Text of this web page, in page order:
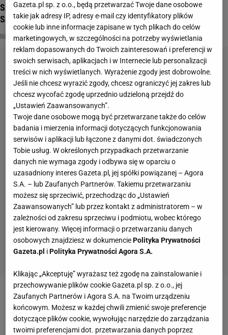
Szykuj się na niezapomniane przygody! Poznaj kolekcję
Salomon jesień-zima 2023/24
MATERIAŁ PROMOCYJNY PR
Gazeta.pl sp. z o.o., będą przetwarzać Twoje dane osobowe
takie jak adresy IP, adresy e-mail czy identyfikatory plików
cookie lub inne informacje zapisane w tych plikach do celów
marketingowych, w szczególności na potrzeby wyświetlania
reklam dopasowanych do Twoich zainteresowań i preferencji w
swoich serwisach, aplikacjach i w Internecie lub personalizacji
treści w nich wyświetlanych. Wyrażenie zgody jest dobrowolne.
Jeśli nie chcesz wyrazić zgody, chcesz ograniczyć jej zakres lub
chcesz wycofać zgodę uprzednio udzieloną przejdź do
„Ustawień Zaawansowanych”.
Twoje dane osobowe mogą być przetwarzane także do celów
badania i mierzenia informacji dotyczących funkcjonowania
serwisów i aplikacji lub łączone z danymi dot. świadczonych
Tobie usług. W określonych przypadkach przetwarzanie
danych nie wymaga zgody i odbywa się w oparciu o
uzasadniony interes Gazeta.pl, jej spółki powiązanej – Agora
S.A. – lub Zaufanych Partnerów. Takiemu przetwarzaniu
możesz się sprzeciwić, przechodząc do „Ustawień
Zaawansowanych” lub przez kontakt z administratorem – w
zależności od zakresu sprzeciwu i podmiotu, wobec którego
jest kierowany. Więcej informacji o przetwarzaniu danych
osobowych znajdziesz w dokumencie Polityka Prywatności
Gazeta.pl i Polityka Prywatności Agora S.A.
Klikając „Akceptuję” wyrażasz też zgodę na zainstalowanie i
przechowywanie plików cookie Gazeta.pl sp. z o.o., jej
Zaufanych Partnerów i Agora S.A. na Twoim urządzeniu
końcowym. Możesz w każdej chwili zmienić swoje preferencje
dotyczące plików cookie, wywołując narzędzie do zarządzania
twoimi preferencjami dot. przetwarzania danych poprzez